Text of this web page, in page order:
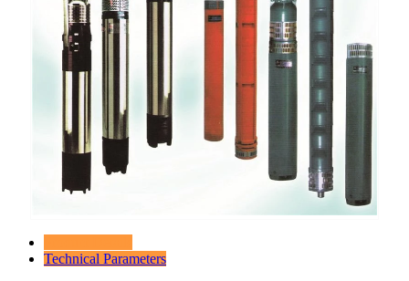
Technical Parameters